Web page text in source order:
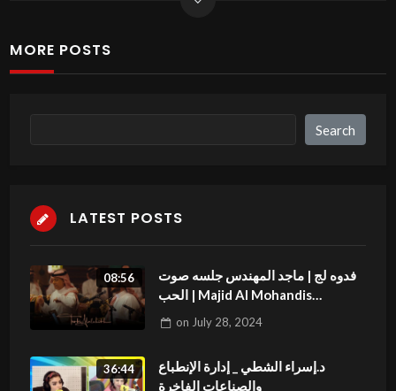
MORE POSTS
Search
LATEST POSTS
08:56
فدوه لج | ماجد المهندس جلسه صوت
الحب | Majid Al Mohandis
Fedweten Lek
on July 28, 2024
36:44
د.إسراء الشطي _ إدارة الإنطباع
والصناعات الفاخرة